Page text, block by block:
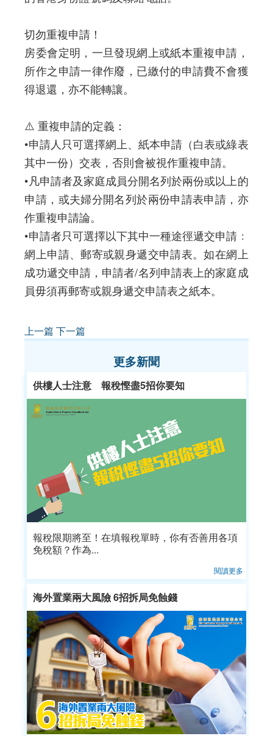
切勿重複申請！
房委會定明，一旦發現網上或紙本重複申請，
所作之申請一律作廢，已繳付的申請費不會獲
得退還，亦不能轉讓。
⚠️ 重複申請的定義：
•申請人只可選擇網上、紙本申請（白表或綠表
其中一份）交表，否則會被視作重複申請。
•凡申請者及家庭成員分開名列於兩份或以上的
申請，或夫婦分開名列於兩份申請表申請，亦
作重複申請論。
•申請者只可選擇以下其中一種途徑遞交申請﹕
網上申請、郵寄或親身遞交申請表。如在網上
成功遞交申請，申請者/名列申請表上的家庭成
員毋須再郵寄或親身遞交申請表之紙本。
上一篇 下一篇
更多新聞
供樓人士注意 報稅慳盡5招你要知
報稅限期將至！在填報稅單時，你有否善用各項
免稅額？作為...
閱讀更多
海外置業兩大風險 6招拆局免蝕錢